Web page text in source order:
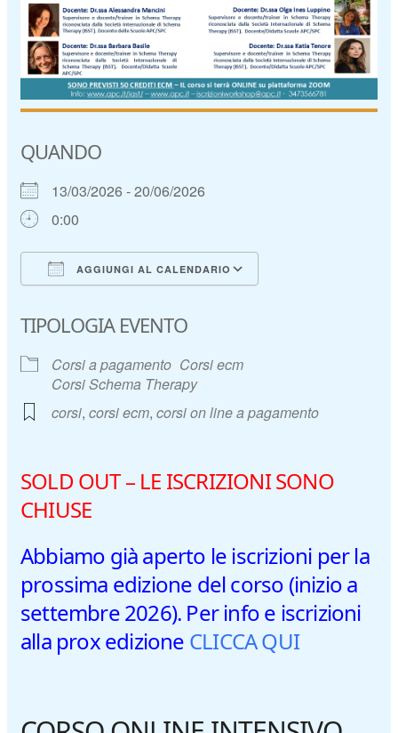
QUANDO
13/03/2026 - 20/06/2026
0:00
AGGIUNGI AL CALENDARIO
TIPOLOGIA EVENTO
Corsi a pagamento Corsi ecm
Corsi Schema Therapy
corsi,corsi ecm,corsi on line a pagamento
SOLD OUT – LE ISCRIZIONI SONO
CHIUSE
Abbiamo già aperto le iscrizioni per la
prossima edizione del corso (inizio a
settembre 2026). Per info e iscrizioni
alla prox edizione CLICCA QUI